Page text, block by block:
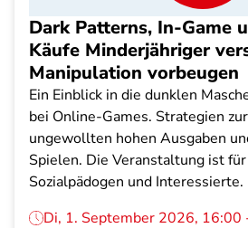
Dark Patterns, In-Game
Käufe Minderjähriger
Manipulation vorbeugen
Ein Einblick in die dunklen
bei Online-Games. Strategien
ungewollten hohen Ausgaben
Spielen. Die Veranstaltung ist
Sozialpädogen und Interessierte.
Di, 1. September 2026, 16:00